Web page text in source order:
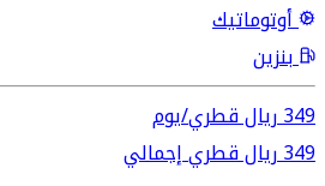
أوتوماتيك
بنزين
349ريال قطري/يوم
349ريال قطريإجمالي